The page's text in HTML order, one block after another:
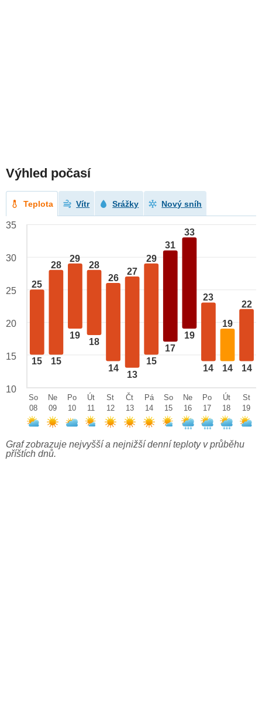
Výhled počasí
Teplota Vítr Srážky Nový sníh
25
15
28
15
29
19
28
18
26
14
27
13
29
15
31
17
33
19
23
14
19
14
22
14
35
30
25
20
15
10
So
08
Ne
09
Po
10
Út
11
St
12
Čt
13
Pá
14
So
15
Ne
16
Po
17
Út
18
St
19
Graf zobrazuje nejvyšší a nejnižší denní teploty v průběhu
příštích dnů.